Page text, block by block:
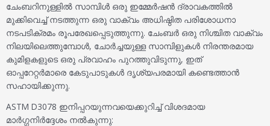
ചേംബറിനുള്ളിൽ സാമ്പിൾ ഒരു ഇമ്മേർഷൻ ദ്രാവകത്തിൽ
മുക്കിവെച്ച് നടത്തുന്ന ഒരു വാക്വം അധിഷ്ഠിത പരിശോധനാ
നടപടിക്രമം രൂപരേഖപ്പെടുത്തുന്നു. ചേംബർ ഒരു നിശ്ചിത വാക്വം
നിലയിലെത്തുമ്പോൾ, ചോർച്ചയുള്ള സാമ്പിളുകൾ നിരന്തരമായ
കുമിളകളുടെ ഒരു പ്രവാഹം പുറത്തുവിടുന്നു, ഇത്
ഓപ്പറേറ്റർമാരെ കേടുപാടുകൾ ദൃശ്യപരമായി കണ്ടെത്താൻ
സഹായിക്കുന്നു.
ASTM D3078 ഇനിപ്പറയുന്നവയെക്കുറിച്ച് വിശദമായ
മാർഗ്ഗനിർദ്ദേശം നൽകുന്നു: